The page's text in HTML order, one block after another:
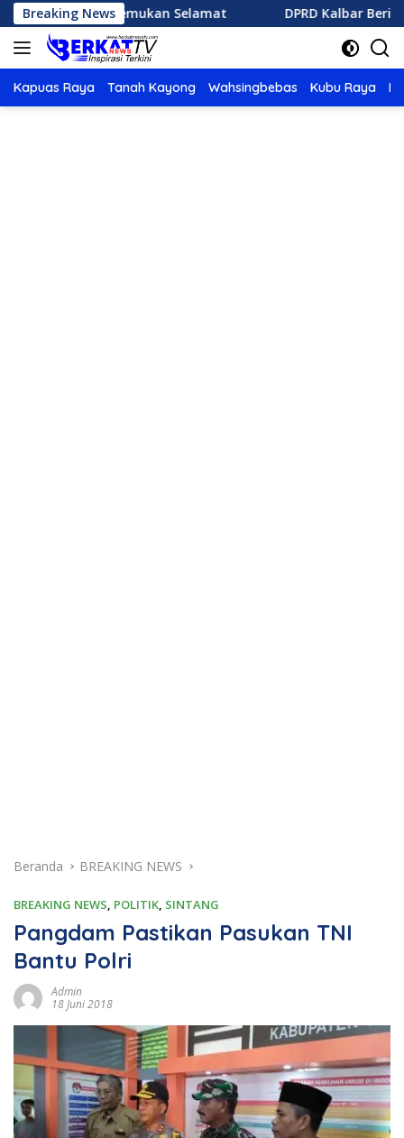
Langsung
ke
konten
Breaking News
Ditemukan Selamat DPRD Kalbar Berikan
Kapuas Raya Tanah Kayong Wahsingbebas Kubu Raya
Beranda BREAKING NEWS
BREAKING NEWS, POLITIK, SINTANG
Pangdam Pastikan Pasukan TNI
Bantu Polri
Admin
18 Juni 2018